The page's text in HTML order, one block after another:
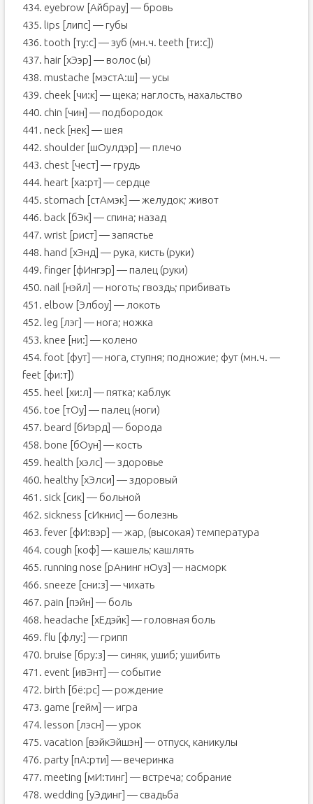
434. eyebrow [Aйбрау] — бровь
435. lips [липс] — губы
436. tooth [ту:с] — зуб (мн.ч. teeth [ти:с])
437. hair [хЭэр] — волос (ы)
438. mustache [мэстА:ш] — усы
439. cheek [чи:к] — щека; наглость, нахальство
440. chin [чин] — подбородок
441. neck [нек] — шея
442. shoulder [шОулдэр] — плечо
443. chest [чест] — грудь
444. heart [ха:рт] — сердце
445. stomach [стАмэк] — желудок; живот
446. back [бЭк] — спина; назад
447. wrist [рист] — запястье
448. hand [хЭнд] — рука, кисть (руки)
449. finger [фИнгэр] — палец (руки)
450. nail [нэйл] — ноготь; гвоздь; прибивать
451. elbow [Элбоу] — локоть
452. leg [лэг] — нога; ножка
453. knee [ни:] — колено
454. foot [фут] — нога, ступня; подножие; фут (мн.ч. —
feet [фи:т])
455. heel [хи:л] — пятка; каблук
456. toe [тОу] — палец (ноги)
457. beard [бИэрд] — борода
458. bone [бОун] — кость
459. health [хэлс] — здоровье
460. healthy [хЭлси] — здоровый
461. sick [сик] — больной
462. sickness [сИкнис] — болезнь
463. fever [фИ:вэр] — жар, (высокая) температура
464. cough [коф] — кашель; кашлять
465. running nose [рАнинг нОуз] — насморк
466. sneeze [сни:з] — чихать
467. pain [пэйн] — боль
468. headache [хЕдэйк] — головная боль
469. flu [флу:] — грипп
470. bruise [бру:з] — синяк, ушиб; ушибить
471. event [ивЭнт] — событие
472. birth [бё:рс] — рождение
473. game [гейм] — игра
474. lesson [лэсн] — урок
475. vacation [вэйкЭйшэн] — отпуск, каникулы
476. party [пА:рти] — вечеринка
477. meeting [мИ:тинг] — встреча; собрание
478. wedding [уЭдинг] — свадьба